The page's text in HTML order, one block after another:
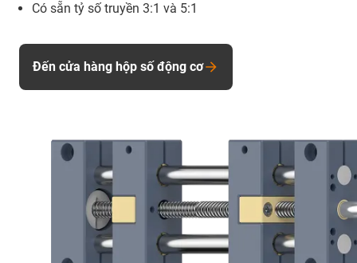
Có sẵn tỷ số truyền 3:1 và 5:1
Đến cửa hàng hộp số động cơ